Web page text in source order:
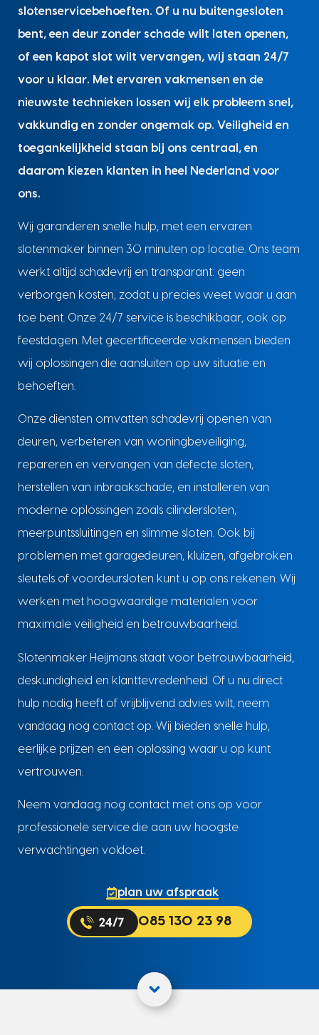
slotenservicebehoeften. Of u nu buitengesloten
bent, een deur zonder schade wilt laten openen,
of een kapot slot wilt vervangen, wij staan 24/7
voor u klaar. Met ervaren vakmensen en de
nieuwste technieken lossen wij elk probleem snel,
vakkundig en zonder ongemak op. Veiligheid en
toegankelijkheid staan bij ons centraal, en
daarom kiezen klanten in heel Nederland voor
ons.
Wij garanderen snelle hulp, met een ervaren
slotenmaker binnen 30 minuten op locatie. Ons team
werkt altijd schadevrij en transparant: geen
verborgen kosten, zodat u precies weet waar u aan
toe bent. Onze 24/7 service is beschikbaar, ook op
feestdagen. Met gecertificeerde vakmensen bieden
wij oplossingen die aansluiten op uw situatie en
behoeften.
Onze diensten omvatten schadevrij openen van
deuren, verbeteren van woningbeveiliging,
repareren en vervangen van defecte sloten,
herstellen van inbraakschade, en installeren van
moderne oplossingen zoals cilindersloten,
meerpuntssluitingen en slimme sloten. Ook bij
problemen met garagedeuren, kluizen, afgebroken
sleutels of voordeursloten kunt u op ons rekenen. Wij
werken met hoogwaardige materialen voor
maximale veiligheid en betrouwbaarheid.
Slotenmaker Heijmans staat voor betrouwbaarheid,
deskundigheid en klanttevredenheid. Of u nu direct
hulp nodig heeft of vrijblijvend advies wilt, neem
vandaag nog contact op. Wij bieden snelle hulp,
eerlijke prijzen en een oplossing waar u op kunt
vertrouwen.
Neem vandaag nog contact met ons op voor
professionele service die aan uw hoogste
verwachtingen voldoet.
plan uw afspraak
085 130 23 98